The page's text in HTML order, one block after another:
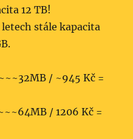
12 TB!
stále kapacita
/ ~945 Kč =
/ 1206 Kč =